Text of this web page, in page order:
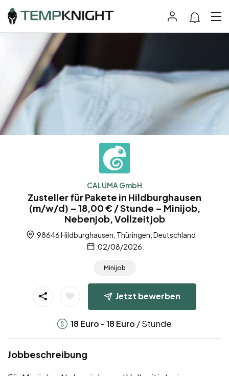
CALUMA GmbH
Zusteller für Pakete in Hildburghausen
(m/w/d) – 18,00 € / Stunde – Minijob,
Nebenjob, Vollzeitjob
98646 Hildburghausen, Thüringen, Deutschland
02/08/2026
Minijob
Jetzt bewerben
18 Euro -18 Euro / Stunde
Jobbeschreibung